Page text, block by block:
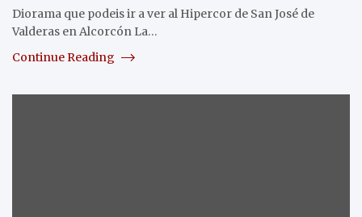
Diorama que podeis ir a ver al Hipercor de San José de
Valderas en Alcorcón La…
Continue Reading